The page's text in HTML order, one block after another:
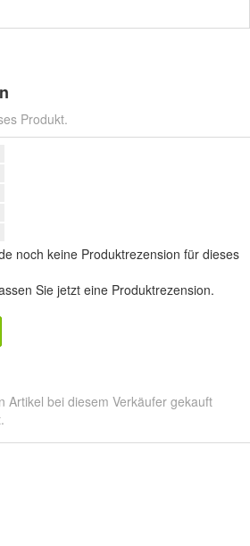
Produkt.
noch keine Produktrezension für dieses
Sie jetzt eine Produktrezension.
Artikel bei diesem Verkäufer gekauft